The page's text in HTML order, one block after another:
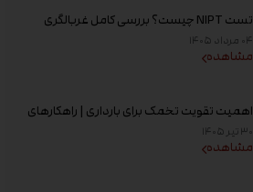
تست NIPT چیست؟ بررسی کامل غربالگری
غیر تهاجمی پیش از تولد، زمان انجام و تفسیر
جواب
۰۴ مرداد ۱۴۰۵
مشاهده
اهمیت تقویت تخمک برای بارداری | راهکارهای
افزایش کیفیت تخمک و شانس باروری
۳۰ تیر ۱۴۰۵
مشاهده